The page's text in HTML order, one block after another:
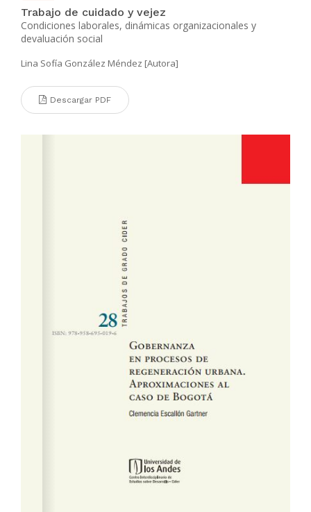
Trabajo de cuidado y vejez
Condiciones laborales, dinámicas organizacionales y
devaluación social
Lina Sofía González Méndez [Autora]
Descargar PDF